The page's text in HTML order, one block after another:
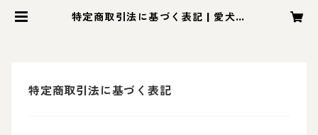
特定商取引法に基づく表記 | 愛犬雑
特定商取引法に基づく表記